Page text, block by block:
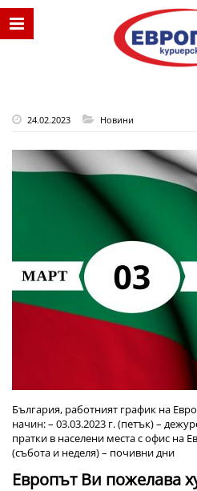
24.02.2023 Новини
България, работният график на
начин:– 03.03.2023 г. (петък) –
пратки в населени места с офис на
(събота и неделя) – почивни дни
Европът Ви пожелава